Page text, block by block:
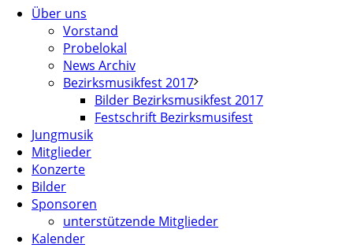
Über uns
Vorstand
Probelokal
News Archiv
Bezirksmusikfest 2017
Bilder Bezirksmusikfest 2017
Festschrift Bezirksmusifest
Jungmusik
Mitglieder
Konzerte
Bilder
Sponsoren
unterstützende Mitglieder
Kalender